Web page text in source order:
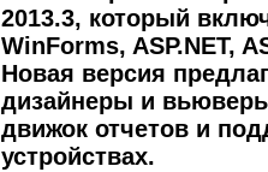
2013.3, который
WinForms, ASP.NET,
Новая версия
дизайнеры и
движок отчетов и
устройствах.